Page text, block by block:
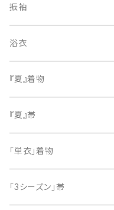
紬
色無地
小紋
留袖
袋帯
名古屋帯
振袖
浴衣
『夏』着物
『夏』帯
「単衣」着物
「3シーズン」帯